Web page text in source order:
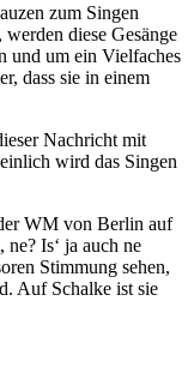
zum Singen
diese Gesänge
und um ein Vielfaches
dass sie in einem
Nachricht mit
wird das Singen
WM von Berlin auf
Is‘ ja auch ne
Stimmung sehen,
Auf Schalke ist sie